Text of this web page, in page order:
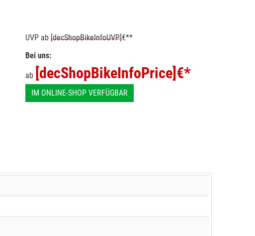
UVP ab [decShopBikeInfoUVP]€**
Bei uns:
ab [decShopBikeInfoPrice] €*
IM ONLINE-SHOP VERFÜGBAR